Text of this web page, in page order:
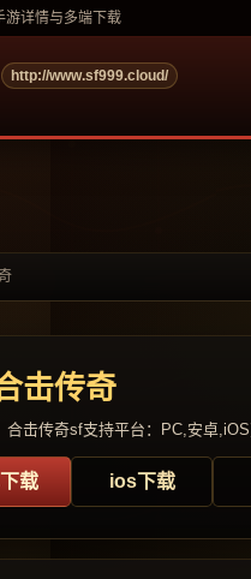
游详情与多端下载
http://www.sf999.cloud/
击传奇
合击传奇sf支持平台：PC,安卓,iOS
载 ios下载